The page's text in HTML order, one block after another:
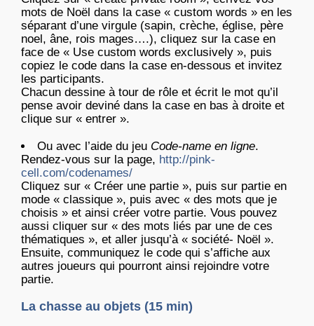
mots de Noël dans la case « custom words » en les
séparant d’une virgule (sapin, crèche, église, père
noel, âne, rois mages….), cliquez sur la case en
face de « Use custom words exclusively », puis
copiez le code dans la case en-dessous et invitez
les participants.
Chacun dessine à tour de rôle et écrit le mot qu’il
pense avoir deviné dans la case en bas à droite et
clique sur « entrer ».
Ou avec l’aide du jeu Code-name en ligne.
Rendez-vous sur la page, http://pink-
cell.com/codenames/
Cliquez sur « Créer une partie », puis sur partie en
mode « classique », puis avec « des mots que je
choisis » et ainsi créer votre partie. Vous pouvez
aussi cliquer sur « des mots liés par une de ces
thématiques », et aller jusqu’à « société- Noël ».
Ensuite, communiquez le code qui s’affiche aux
autres joueurs qui pourront ainsi rejoindre votre
partie.
La chasse au objets (15 min)